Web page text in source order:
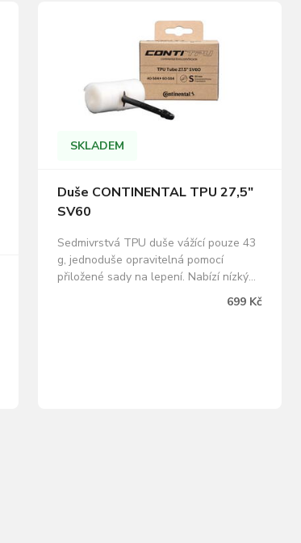
SKLADEM
Duše CONTINENTAL TPU 27,5"
SV60
Sedmivrstvá TPU duše vážící pouze 43
g, jednoduše opravitelná pomocí
přiložené sady na lepení. Nabízí nízký
valivý odpor a maximální výkon. Díky
699 Kč